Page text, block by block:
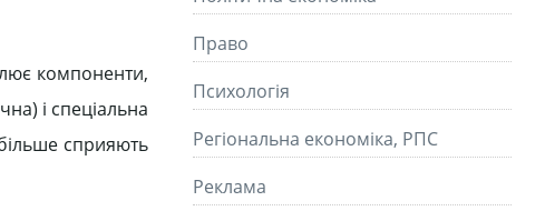
компоненти,
і спеціальна
сприяють
Право
Психологія
Регіональна економіка, РПС
Реклама